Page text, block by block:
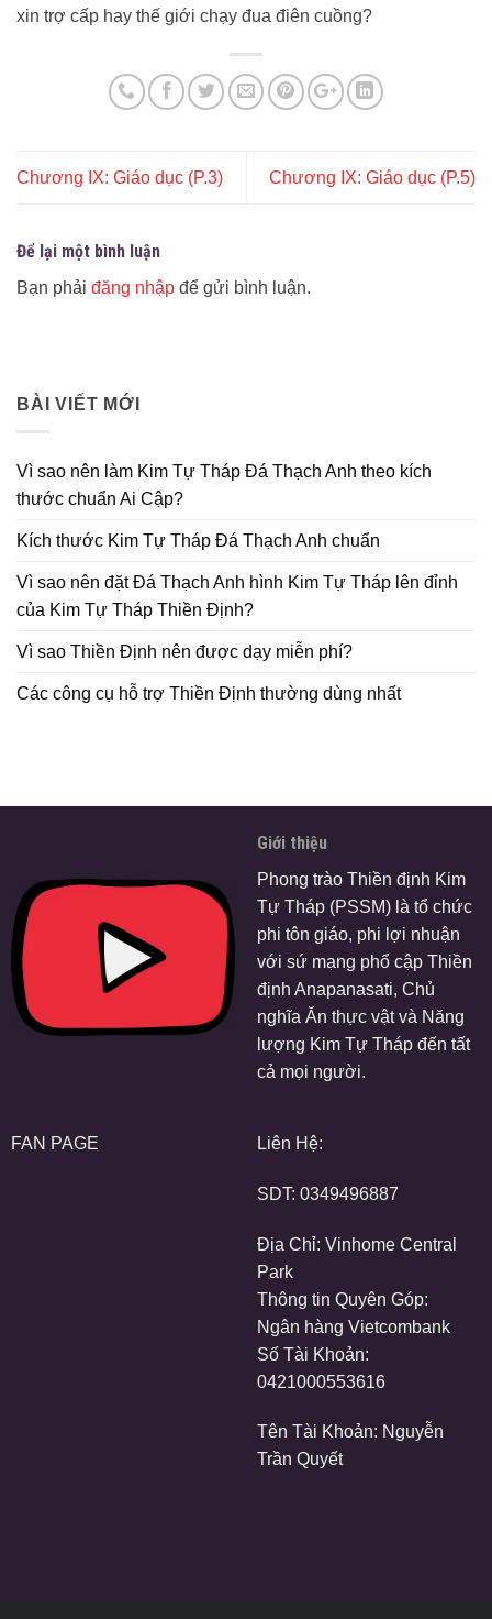
xin trợ cấp hay thế giới chạy đua điên cuồng?
Chương IX: Giáo dục (P.3) Chương IX: Giáo dục (P.5)
Để lại một bình luận
Bạn phải đăng nhập để gửi bình luận.
BÀI VIẾT MỚI
Vì sao nên làm Kim Tự Tháp Đá Thạch Anh theo kích
thước chuẩn Ai Cập?
Kích thước Kim Tự Tháp Đá Thạch Anh chuẩn
Vì sao nên đặt Đá Thạch Anh hình Kim Tự Tháp lên đỉnh
của Kim Tự Tháp Thiền Định?
Vì sao Thiền Định nên được dạy miễn phí?
Các công cụ hỗ trợ Thiền Định thường dùng nhất
Giới thiệu
Phong trào Thiền định Kim
Tự Tháp (PSSM) là tổ chức
phi tôn giáo, phi lợi nhuận
với sứ mạng phổ cập Thiền
định Anapanasati, Chủ
nghĩa Ăn thực vật và Năng
lượng Kim Tự Tháp đến tất
cả mọi người.
FAN PAGE Liên Hệ:
SDT: 0349496887
Địa Chỉ: Vinhome Central
Park
Thông tin Quyên Góp:
Ngân hàng Vietcombank
Số Tài Khoản:
0421000553616
Tên Tài Khoản: Nguyễn
Trần Quyết